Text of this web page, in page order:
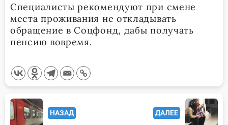
Специалисты рекомендуют при смене
места проживания не откладывать
обращение в Соцфонд, дабы получать
пенсию вовремя.
<span
class="nav-НАЗАД ДАЛЕЕ